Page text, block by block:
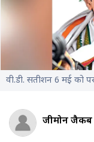
वी.डी. सतीशन 6 मई को
जीमोन जैकब